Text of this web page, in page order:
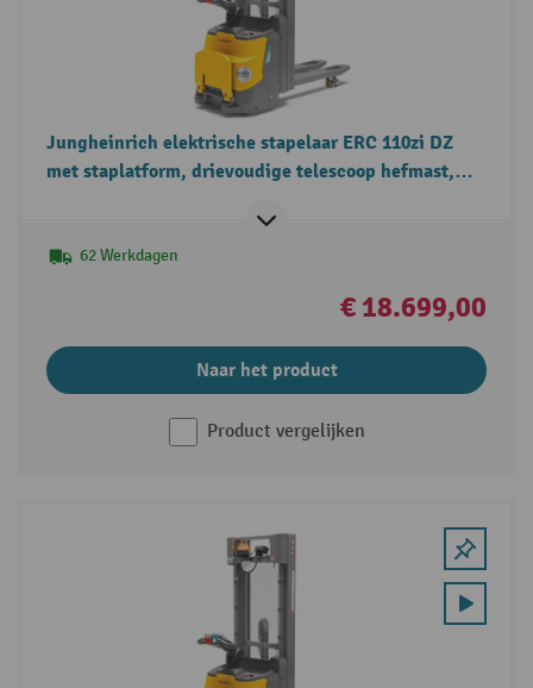
Jungheinrich elektrische stapelaar ERC 110zi DZ
met staplatform, drievoudige telescoop hefmast,
62 Werkdagen
€ 18.699,00
Naar het product
Product vergelijken